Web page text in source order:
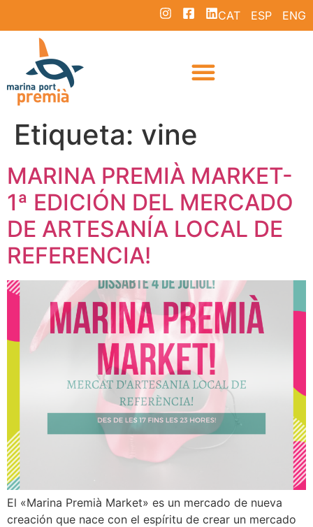
CAT ESP ENG
Etiqueta: vine
MARINA PREMIÀ MARKET-
1ª EDICIÓN DEL MERCADO
DE ARTESANÍA LOCAL DE
REFERENCIA!
El «Marina Premià Market» es un mercado de nueva
creación que nace con el espíritu de crear un mercado